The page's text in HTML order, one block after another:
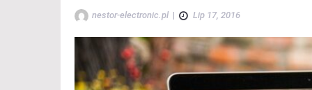
nestor-electronic.pl | Lip 17, 2016